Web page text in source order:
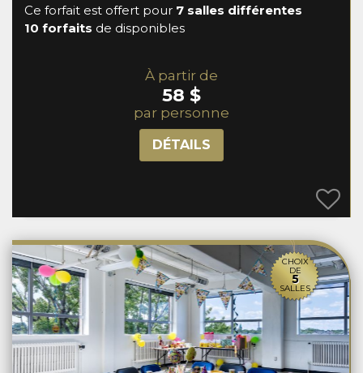
Ce forfait est offert pour 7 salles différentes
10 forfaits de disponibles
À partir de
58 $
par personne
DÉTAILS
CHOIX
DE
5
SALLES